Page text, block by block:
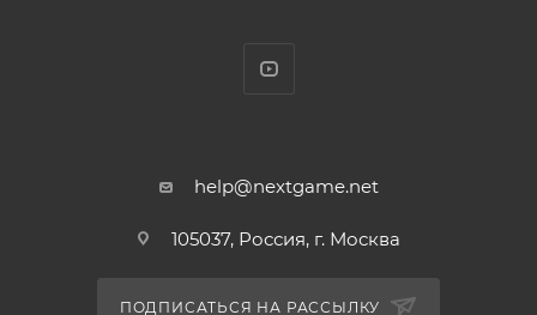
help@nextgame.net
105037, Россия, г. Москва
ПОДПИСАТЬСЯ НА РАССЫЛКУ